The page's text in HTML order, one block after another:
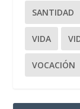
SANTIDAD
VIDA
VOCACIÓN